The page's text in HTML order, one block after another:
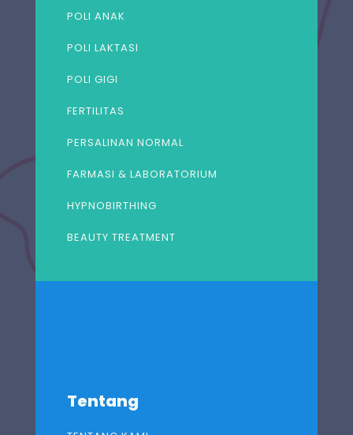
POLI ANAK
POLI LAKTASI
POLI GIGI
FERTILITAS
PERSALINAN NORMAL
FARMASI & LABORATORIUM
HYPNOBIRTHING
BEAUTY TREATMENT
Tentang